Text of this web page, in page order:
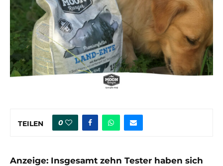
TEILEN 0
Anzeige: Insgesamt zehn Tester haben sich